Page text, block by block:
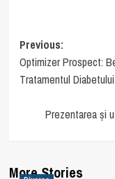
Post
navigation
Previous:
Optimizer Prospect:
Tratamentul Diabetului
Prezentarea și
More Stories